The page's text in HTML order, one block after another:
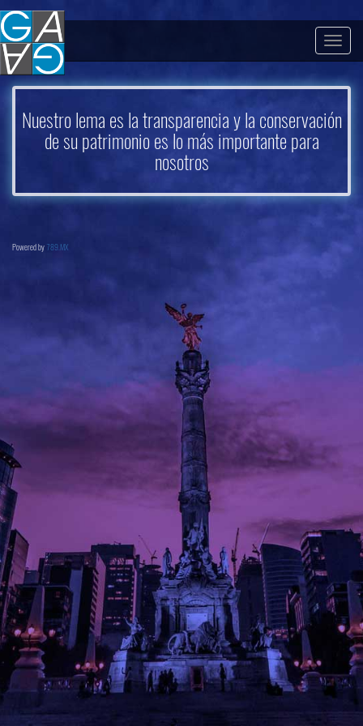
Nuestro lema es la transparencia y la conservación
de su patrimonio es lo más importante para
nosotros
Powered by 789.MX